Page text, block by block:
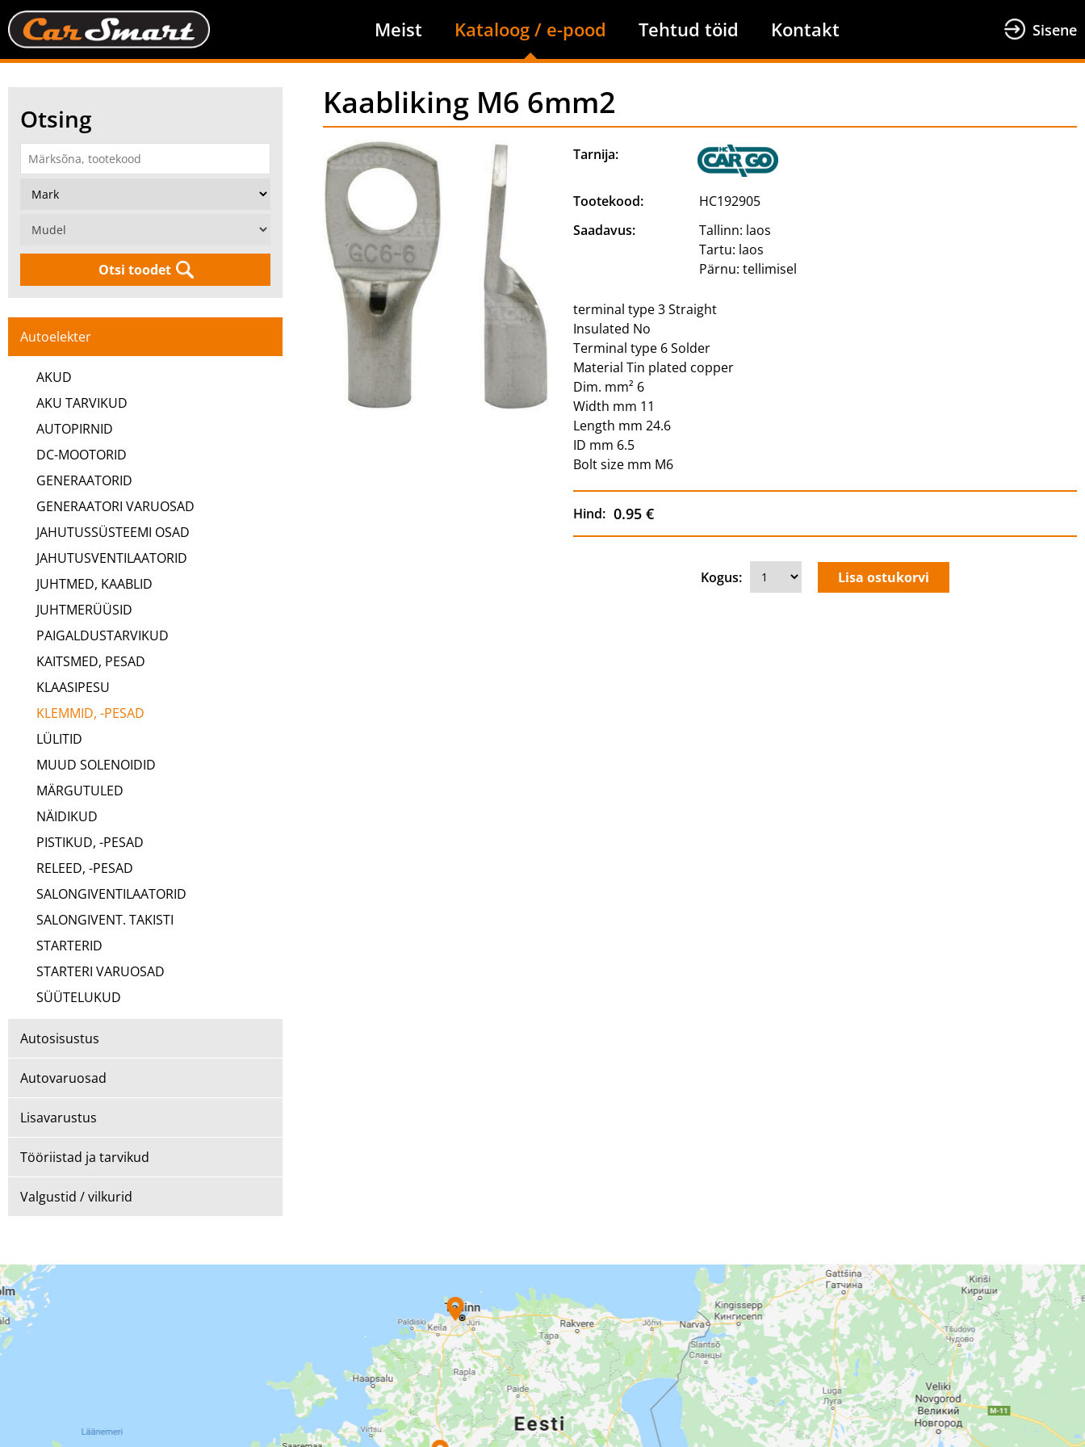
Meist Kataloog / e-pood Tehtud töid Kontakt Sisene
Otsing
Otsi toodet
Autoelekter
AKUD
AKU TARVIKUD
AUTOPIRNID
DC-MOOTORID
GENERAATORID
GENERAATORI VARUOSAD
JAHUTUSSÜSTEEMI OSAD
JAHUTUSVENTILAATORID
JUHTMED, KAABLID
JUHTMERÜÜSID
PAIGALDUSTARVIKUD
KAITSMED, PESAD
KLAASIPESU
KLEMMID, -PESAD
LÜLITID
MUUD SOLENOIDID
MÄRGUTULED
NÄIDIKUD
PISTIKUD, -PESAD
RELEED, -PESAD
SALONGIVENTILAATORID
SALONGIVENT. TAKISTI
STARTERID
STARTERI VARUOSAD
SÜÜTELUKUD
Autosisustus
Autovaruosad
Lisavarustus
Tööriistad ja tarvikud
Valgustid / vilkurid
Kaabliking M6 6mm2
Tarnija:
Tootekood:
HC192905
Saadavus:
Tallinn: laos
Tartu: laos
Pärnu:tellimisel
terminal type 3 Straight
Insulated No
Terminal type 6 Solder
Material Tin plated copper
Dim. mm² 6
Width mm 11
Length mm 24.6
ID mm 6.5
Bolt size mm M6
Hind: 0.95 €
Kogus: